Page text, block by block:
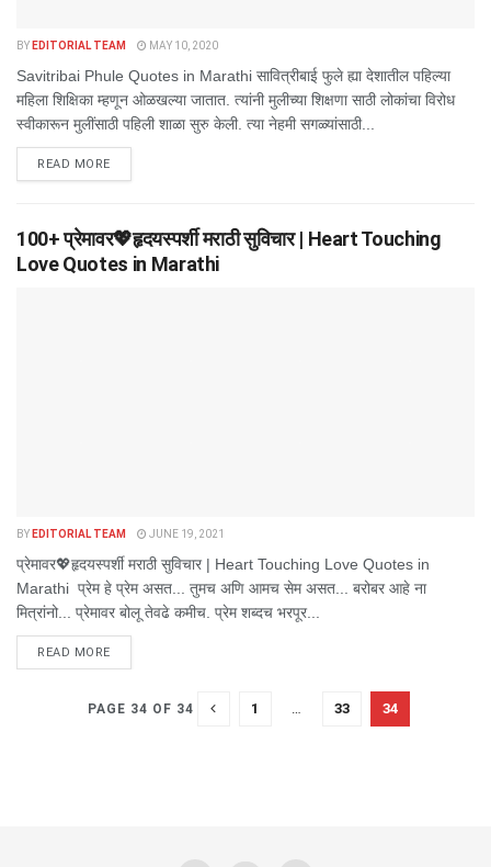
BY EDITORIAL TEAM MAY 10, 2020
Savitribai Phule Quotes in Marathi सावित्रीबाई फुले ह्या देशातील पहिल्या
महिला शिक्षिका म्हणून ओळखल्या जातात. त्यांनी मुलीच्या शिक्षणा साठी लोकांचा विरोध
स्वीकारून मुलींसाठी पहिली शाळा सुरु केली. त्या नेहमी सगळ्यांसाठी...
READ MOREDETAILS
100+ प्रेमावर💖हृदयस्पर्शी मराठी सुविचार | Heart Touching
Love Quotes in Marathi
BY EDITORIAL TEAM JUNE 19, 2021
प्रेमावर💖हृदयस्पर्शी मराठी सुविचार | Heart Touching Love Quotes in
Marathi प्रेम हे प्रेम असत... तुमच अणि आमच सेम असत... बरोबर आहे ना
मित्रांनो... प्रेमावर बोलू तेवढे कमीच. प्रेम शब्दच भरपूर...
READ MOREDETAILS
PAGE 34 OF 34 1 … 33 34